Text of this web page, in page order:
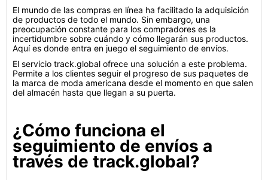
El mundo de las compras en línea ha facilitado la adquisición
de productos de todo el mundo. Sin embargo, una
preocupación constante para los compradores es la
incertidumbre sobre cuándo y cómo llegarán sus productos.
Aquí es donde entra en juego el seguimiento de envíos.
El servicio track.global ofrece una solución a este problema.
Permite a los clientes seguir el progreso de sus paquetes de
la marca de moda americana desde el momento en que salen
del almacén hasta que llegan a su puerta.
¿Cómo funciona el
seguimiento de envíos a
través de track.global?